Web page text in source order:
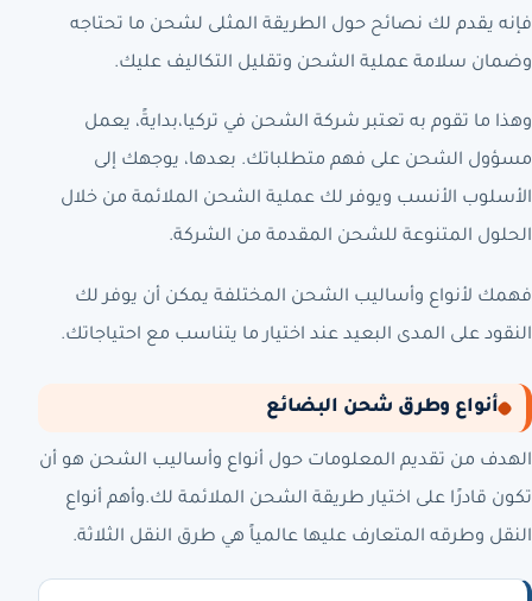
فإنه يقدم لك نصائح حول الطريقة المثلى لشحن ما تحتاجه
وضمان سلامة عملية الشحن وتقليل التكاليف عليك.
وهذا ما تقوم به تعتبر شركة الشحن في تركيا،بدايةً، يعمل
مسؤول الشحن على فهم متطلباتك. بعدها، يوجهك إلى
الأسلوب الأنسب ويوفر لك عملية الشحن الملائمة من خلال
الحلول المتنوعة للشحن المقدمة من الشركة.
فهمك لأنواع وأساليب الشحن المختلفة يمكن أن يوفر لك
النقود على المدى البعيد عند اختيار ما يتناسب مع احتياجاتك.
أنواع وطرق شحن البضائع
الهدف من تقديم المعلومات حول أنواع وأساليب الشحن هو أن
تكون قادرًا على اختيار طريقة الشحن الملائمة لك.وأهم أنواع
النقل وطرقه المتعارف عليها عالمياً هي طرق النقل الثلاثة.